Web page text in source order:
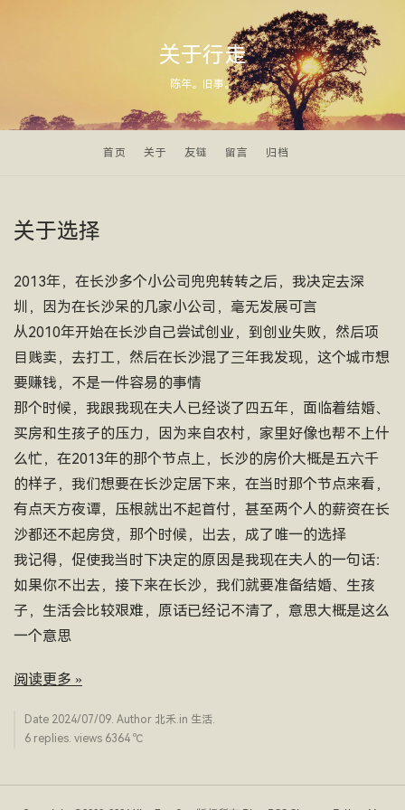
关于行走
陈年。旧事。
首页 关于 友链 留言 归档
关于选择
2013年，在长沙多个小公司兜兜转转之后，我决定去深
圳，因为在长沙呆的几家小公司，毫无发展可言
从2010年开始在长沙自己尝试创业，到创业失败，然后项
目贱卖，去打工，然后在长沙混了三年我发现，这个城市想
要赚钱，不是一件容易的事情
那个时候，我跟我现在夫人已经谈了四五年，面临着结婚、
买房和生孩子的压力，因为来自农村，家里好像也帮不上什
么忙，在2013年的那个节点上，长沙的房价大概是五六千
的样子，我们想要在长沙定居下来，在当时那个节点来看，
有点天方夜谭，压根就出不起首付，甚至两个人的薪资在长
沙都还不起房贷，那个时候，出去，成了唯一的选择
我记得，促使我当时下决定的原因是我现在夫人的一句话：
如果你不出去，接下来在长沙，我们就要准备结婚、生孩
子，生活会比较艰难，原话已经记不清了，意思大概是这么
一个意思
阅读更多 »
Date 2024/07/09. Author 北禾.in 生活.
6 replies. views 6364 ­℃